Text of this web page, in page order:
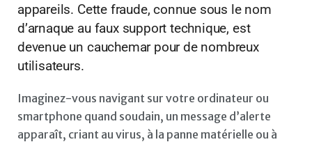
appareils. Cette fraude, connue sous le nom
d’arnaque au faux support technique, est
devenue un cauchemar pour de nombreux
utilisateurs.
Imaginez-vous navigant sur votre ordinateur ou
smartphone quand soudain, un message d’alerte
apparaît, criant au virus, à la panne matérielle ou à